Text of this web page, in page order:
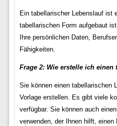
Ein tabellarischer Lebenslauf ist
tabellarischen Form aufgebaut
Ihre persönlichen Daten,
Fähigkeiten.
Frage 2: Wie erstelle ich
Sie können einen tabellarischen
Vorlage erstellen. Es gibt viele
verfügbar. Sie können auch
verwenden, der Ihnen hilft,